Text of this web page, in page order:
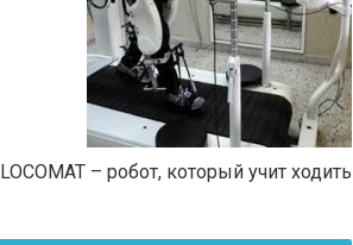
LOCOMAT – робот, который учит ходить